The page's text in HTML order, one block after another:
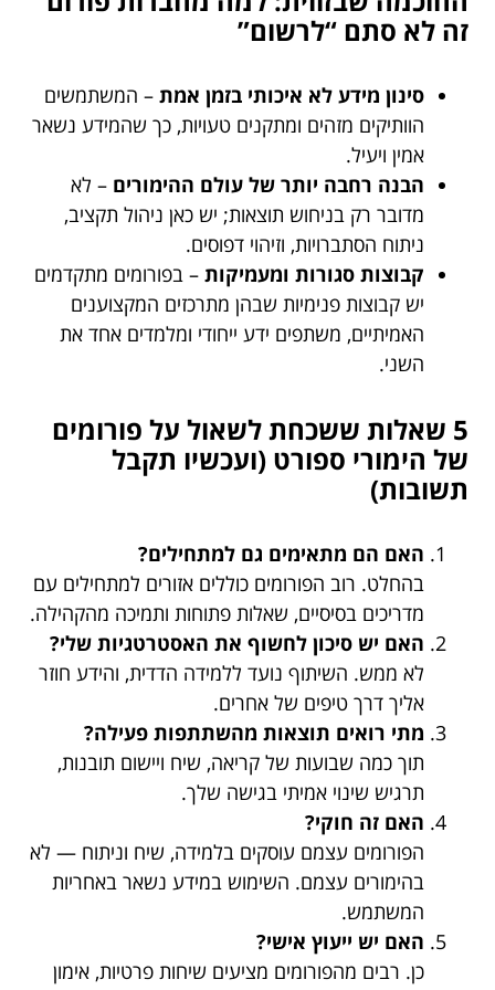
זה לא סתם “לרשום”
סינון מידע לא איכותי בזמן אמת – המשתמשים
הוותיקים מזהים ומתקנים טעויות, כך שהמידע נשאר
אמין ויעיל.
הבנה רחבה יותר של עולם ההימורים – לא
מדובר רק בניחוש תוצאות; יש כאן ניהול תקציב,
ניתוח הסתברויות, וזיהוי דפוסים.
קבוצות סגורות ומעמיקות – בפורומים מתקדמים
יש קבוצות פנימיות שבהן מתרכזים המקצוענים
האמיתיים, משתפים ידע ייחודי ומלמדים אחד את
השני.
5 שאלות ששכחת לשאול על פורומים
של הימורי ספורט (ועכשיו תקבל
תשובות)
האם הם מתאימים גם למתחילים?
בהחלט. רוב הפורומים כוללים אזורים למתחילים עם
מדריכים בסיסיים, שאלות פתוחות ותמיכה מהקהילה.
האם יש סיכון לחשוף את האסטרטגיות שלי?
לא ממש. השיתוף נועד ללמידה הדדית, והידע חוזר
אליך דרך טיפים של אחרים.
מתי רואים תוצאות מהשתתפות פעילה?
תוך כמה שבועות של קריאה, שיח ויישום תובנות,
תרגיש שינוי אמיתי בגישה שלך.
האם זה חוקי?
הפורומים עצמם עוסקים בלמידה, שיח וניתוח — לא
בהימורים עצמם. השימוש במידע נשאר באחריות
המשתמש.
האם יש ייעוץ אישי?
כן. רבים מהפורומים מציעים שיחות פרטיות, אימון